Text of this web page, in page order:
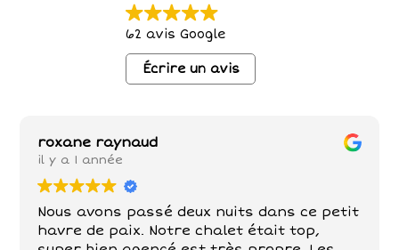
62 avis Google
Écrire un avis
roxane raynaud
il y a 1 année
Nous avons passé deux nuits dans ce petit
havre de paix. Notre chalet était top,